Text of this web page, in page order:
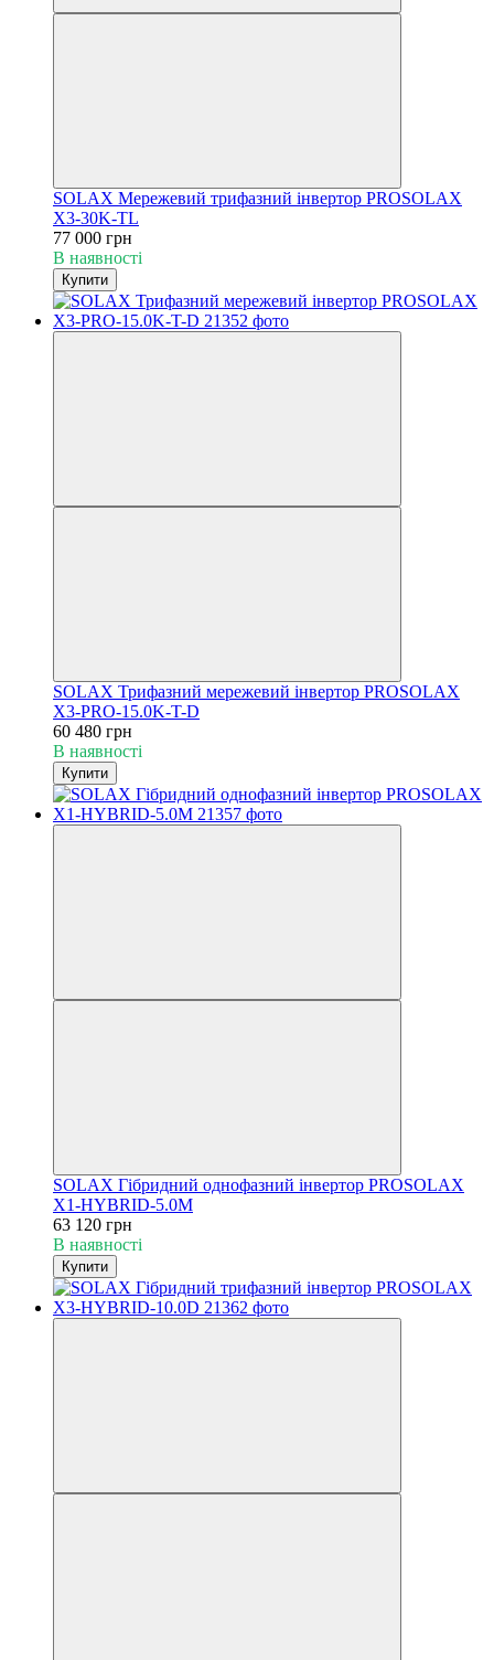
SOLAX Мережевий трифазний інвертор PROSOLAX
Х3-30K-TL
77 000 грн
В наявності
Купити
SOLAX Трифазний мережевий інвертор PROSOLAX
X3-PRO-15.0K-T-D
60 480 грн
В наявності
Купити
SOLAX Гібридний однофазний інвертор PROSOLAX
Х1-HYBRID-5.0M
63 120 грн
В наявності
Купити